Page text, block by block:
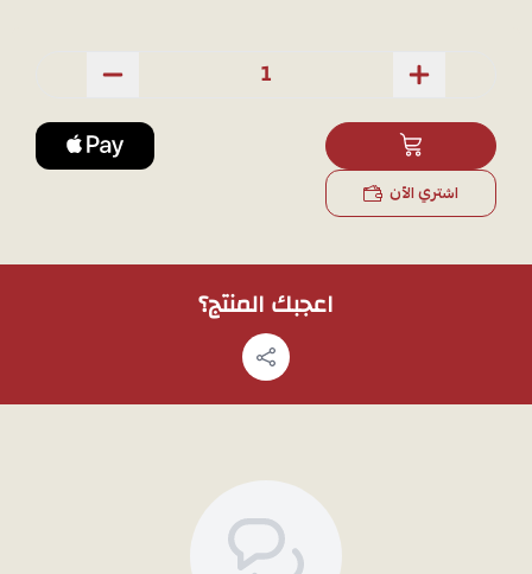
اشتري الآن
اعجبك المنتج؟